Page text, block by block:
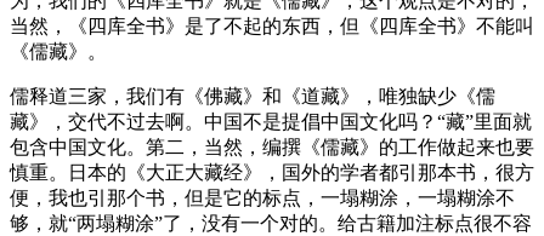
当然，《四库全书》是了不起的东西，但《四库全书》不能叫
《儒藏》。
儒释道三家，我们有《佛藏》和《道藏》，唯独缺少《儒
藏》，交代不过去啊。中国不是提倡中国文化吗？“藏”里面就
包含中国文化。第二，当然，编撰《儒藏》的工作做起来也要
慎重。日本的《大正大藏经》，国外的学者都引那本书，很方
便，我也引那个书，但是它的标点，一塌糊涂，一塌糊涂不
够，就“两塌糊涂”了，没有一个对的。给古籍加注标点很不容